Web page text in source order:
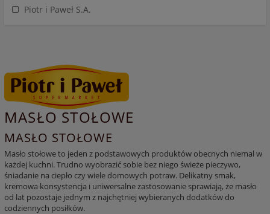
Piotr i Paweł S.A.
MASŁO STOŁOWE
MASŁO STOŁOWE
Masło stołoweto jeden z podstawowych produktów obecnych niemal w
każdej kuchni. Trudno wyobrazić sobie bez niego świeże pieczywo,
śniadanie na ciepło czy wiele domowych potraw. Delikatny smak,
kremowa konsystencja i uniwersalne zastosowanie sprawiają, że masło
od lat pozostaje jednym z najchętniej wybieranych dodatków do
codziennych posiłków.